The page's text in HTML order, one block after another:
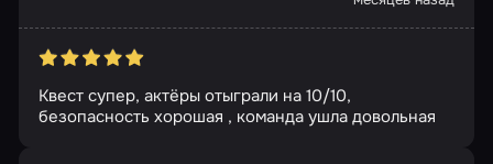
Квест супер, актёры отыграли на 10/10,
безопасность хорошая , команда ушла довольная